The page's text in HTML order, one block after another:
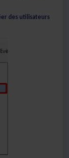
des utilisateurs